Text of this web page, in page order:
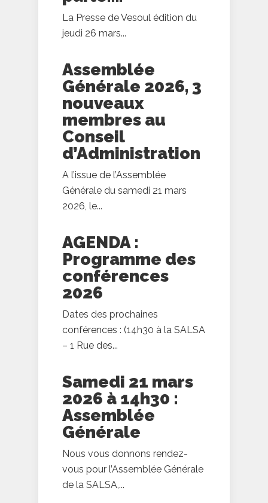
La Presse de Vesoul édition du
jeudi 26 mars...
Assemblée
Générale 2026, 3
nouveaux
membres au
Conseil
d’Administration
A l’issue de l’Assemblée
Générale du samedi 21 mars
2026, le...
AGENDA :
Programme des
conférences
2026
Dates des prochaines
conférences : (14h30 à la SALSA
– 1 Rue des...
Samedi 21 mars
2026 à 14h30 :
Assemblée
Générale
Nous vous donnons rendez-
vous pour l’Assemblée Générale
de la SALSA,...